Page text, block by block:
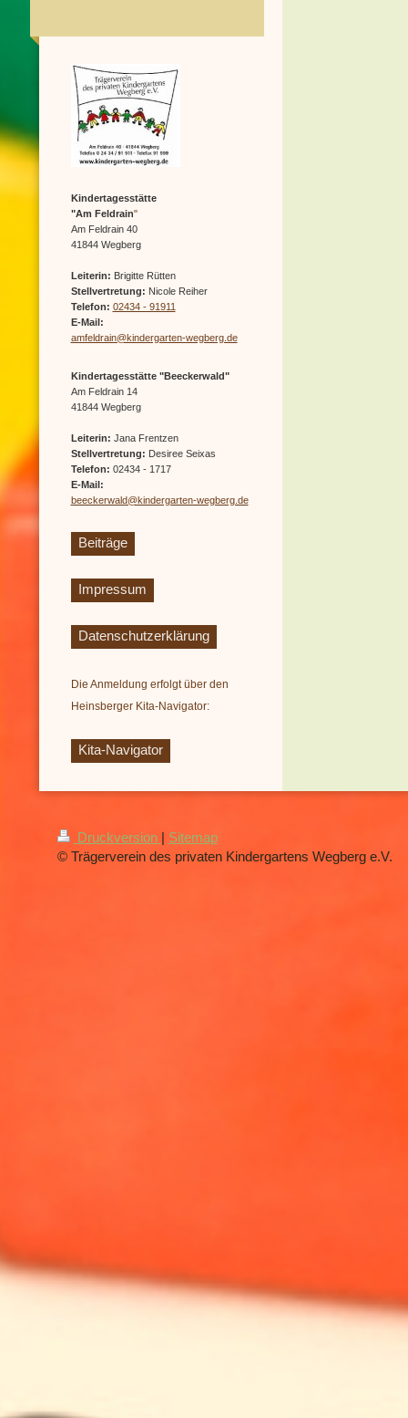
Kindertagesstätte
"Am Feldrain"
Am Feldrain 40
41844 Wegberg
Leiterin: Brigitte Rütten
Stellvertretung: Nicole Reiher
Telefon: 02434 - 91911
E-Mail:
amfeldrain@kindergarten-wegberg.de
Kindertagesstätte "Beeckerwald"
Am Feldrain 14
41844 Wegberg
Leiterin: Jana Frentzen
Stellvertretung: Desiree Seixas
Telefon: 02434 - 1717
E-Mail:
beeckerwald@kindergarten-wegberg.de
Beiträge
Impressum
Datenschutzerklärung
Die Anmeldung erfolgt über den
Heinsberger Kita-Navigator:
Kita-Navigator
Druckversion | Sitemap
© Trägerverein des privaten Kindergartens Wegberg e.V.